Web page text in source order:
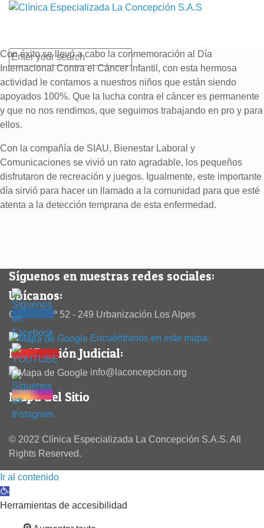
Con éxito se llevó a cabo la conmemoración al Día
Internacional Contra el Cáncer Infantil, con esta hermosa
actividad le contamos a nuestros niños que están siendo
apoyados 100%. Que la lucha contra el cáncer es permanente
y que no nos rendimos, que seguimos trabajando en pro y para
ellos.
Con la compañía de SIAU, Bienestar Laboral y
Comunicaciones se vivió un rato agradable, los pequeños
disfrutaron de recreación y juegos. Igualmente, este importante
día sirvió para hacer un llamado a la comunidad para que esté
atenta a la detección temprana de esta enfermedad.
Síguenos en nuestras redes sociales:
Ubícanos:
Calle 38 Nº 52 - 249 Urbanización Los Alpes
Encuéntranos en este mapa.
Notificación Judicial:
info@laconcepcion.org
Mapa del Sitio
© 2022 Clínica Especializada La Concepción S.A.S. All
Rights Reserved.
Ir al contenido
Abrir barra de herramientas
Herramientas de accesibilidad